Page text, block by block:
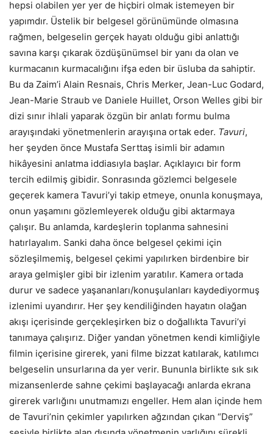
hepsi olabilen yer yer de hiçbiri olmak istemeyen bir
yapımdır. Üstelik bir belgesel görünümünde olmasına
rağmen, belgeselin gerçek hayatı olduğu gibi anlattığı
savına karşı çıkarak özdüşünümsel bir yanı da olan ve
kurmacanın kurmacalığını ifşa eden bir üsluba da sahiptir.
Bu da Zaim’i Alain Resnais, Chris Merker, Jean-Luc Godard,
Jean-Marie Straub ve Daniele Huillet, Orson Welles gibi bir
dizi sınır ihlali yaparak özgün bir anlatı formu bulma
arayışındaki yönetmenlerin arayışına ortak eder. Tavuri,
her şeyden önce Mustafa Serttaş isimli bir adamın
hikâyesini anlatma iddiasıyla başlar. Açıklayıcı bir form
tercih edilmiş gibidir. Sonrasında gözlemci belgesele
geçerek kamera Tavuri’yi takip etmeye, onunla konuşmaya,
onun yaşamını gözlemleyerek olduğu gibi aktarmaya
çalışır. Bu anlamda, kardeşlerin toplanma sahnesini
hatırlayalım. Sanki daha önce belgesel çekimi için
sözleşilmemiş, belgesel çekimi yapılırken birdenbire bir
araya gelmişler gibi bir izlenim yaratılır. Kamera ortada
durur ve sadece yaşananları/konuşulanları kaydediyormuş
izlenimi uyandırır. Her şey kendiliğinden hayatın olağan
akışı içerisinde gerçekleşirken biz o doğallıkta Tavuri’yi
tanımaya çalışırız. Diğer yandan yönetmen kendi kimliğiyle
filmin içerisine girerek, yani filme bizzat katılarak, katılımcı
belgeselin unsurlarına da yer verir. Bununla birlikte sık sık
mizansenlerde sahne çekimi başlayacağı anlarda ekrana
girerek varlığını unutmamızı engeller. Hem alan içinde hem
de Tavuri’nin çekimler yapılırken ağzından çıkan “Derviş”